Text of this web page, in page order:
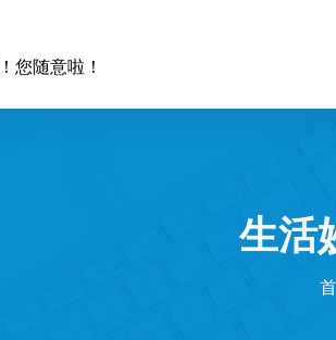
您随意啦！
生活